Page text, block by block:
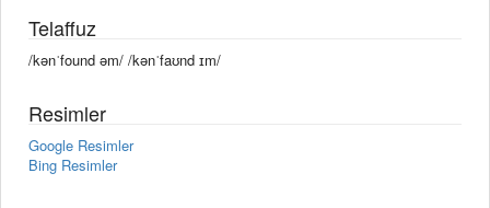
Telaffuz
/kənˈfound əm/ /kənˈfaʊnd ɪm/
Resimler
Google Resimler
Bing Resimler